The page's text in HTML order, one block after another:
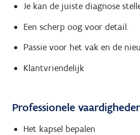
Je kan de juiste diagnose
Een scherp oog voor detail.
Passie voor het vak en de
Klantvriendelijk
Professionele
Het kapsel bepalen